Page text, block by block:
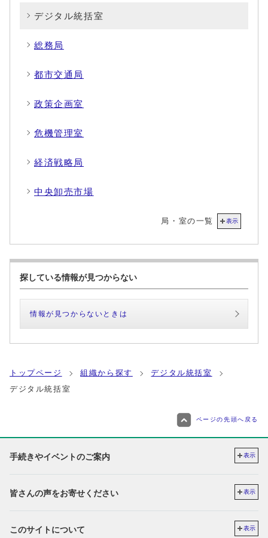
デジタル統括室
総務局
都市交通局
政策企画室
危機管理室
経済戦略局
中央卸売市場
局・室の一覧 表示
探している情報が見つからない
情報が見つからないときは
トップページ 組織から探す
デジタル統括室
デジタル統括室
ページの先頭へ戻る
手続きやイベントのご案内 表示
皆さんの声をお寄せください 表示
このサイトについて 表示